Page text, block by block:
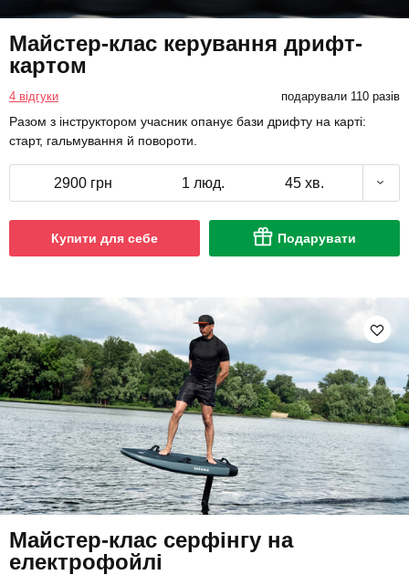
Майстер-клас керування дрифт-
картом
4 відгуки подарували 110 разів
Разом з інструктором учасник опанує бази дрифту на карті:
старт, гальмування й повороти.
2900 грн 1 люд. 45 хв.
Купити для себе Подарувати
Майстер-клас серфінгу на
електрофойлі